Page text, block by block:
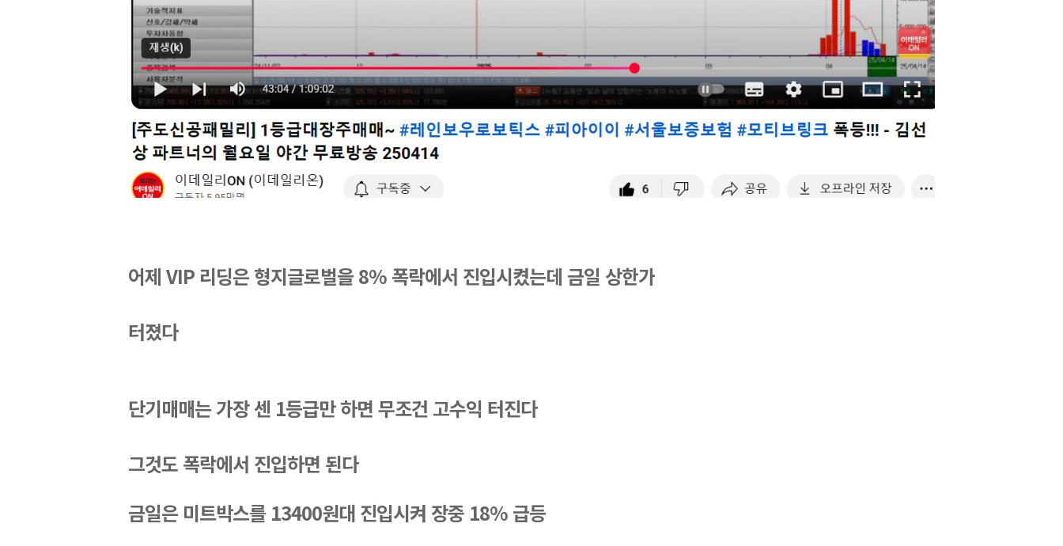
어제 VIP 리딩은 형지글로벌을 8% 폭락에서 진입시켰는데 금일 상한가
터졌다
단기매매는 가장 센 1등급만 하면 무조건 고수익 터진다
그것도 폭락에서 진입하면 된다
금일은 미트박스를 13400원대 진입시켜 장중 18% 급등